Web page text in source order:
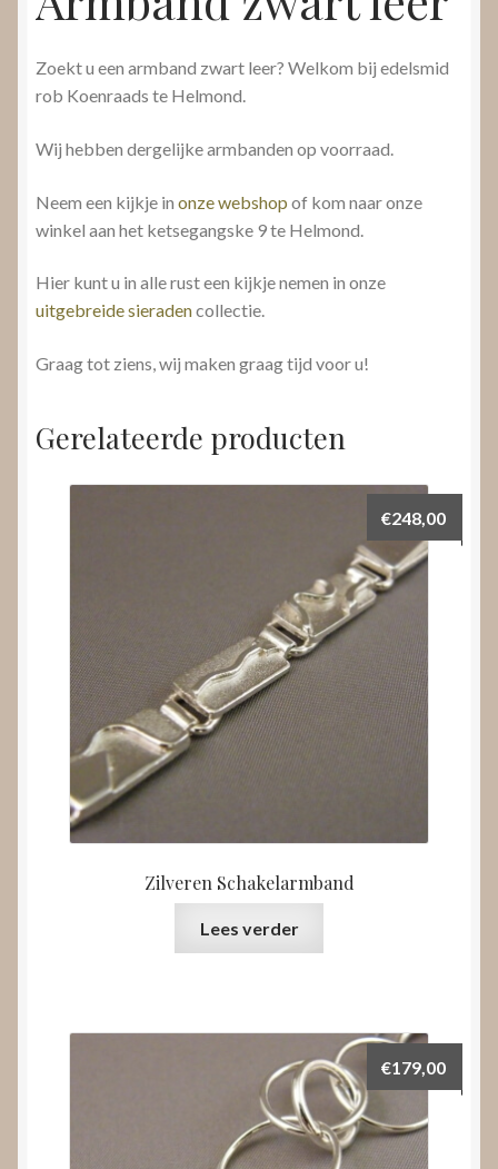
Zoekt u een armband zwart leer? Welkom bij edelsmid
rob Koenraads te Helmond.
Wij hebben dergelijke armbanden op voorraad.
Neem een kijkje in onze webshop of kom naar onze
winkel aan het ketsegangske 9 te Helmond.
Hier kunt u in alle rust een kijkje nemen in onze
uitgebreide sieradencollectie.
Graag tot ziens, wij maken graag tijd voor u!
Gerelateerde producten
Zilveren Schakelarmband
€248,00
Lees verder
€179,00